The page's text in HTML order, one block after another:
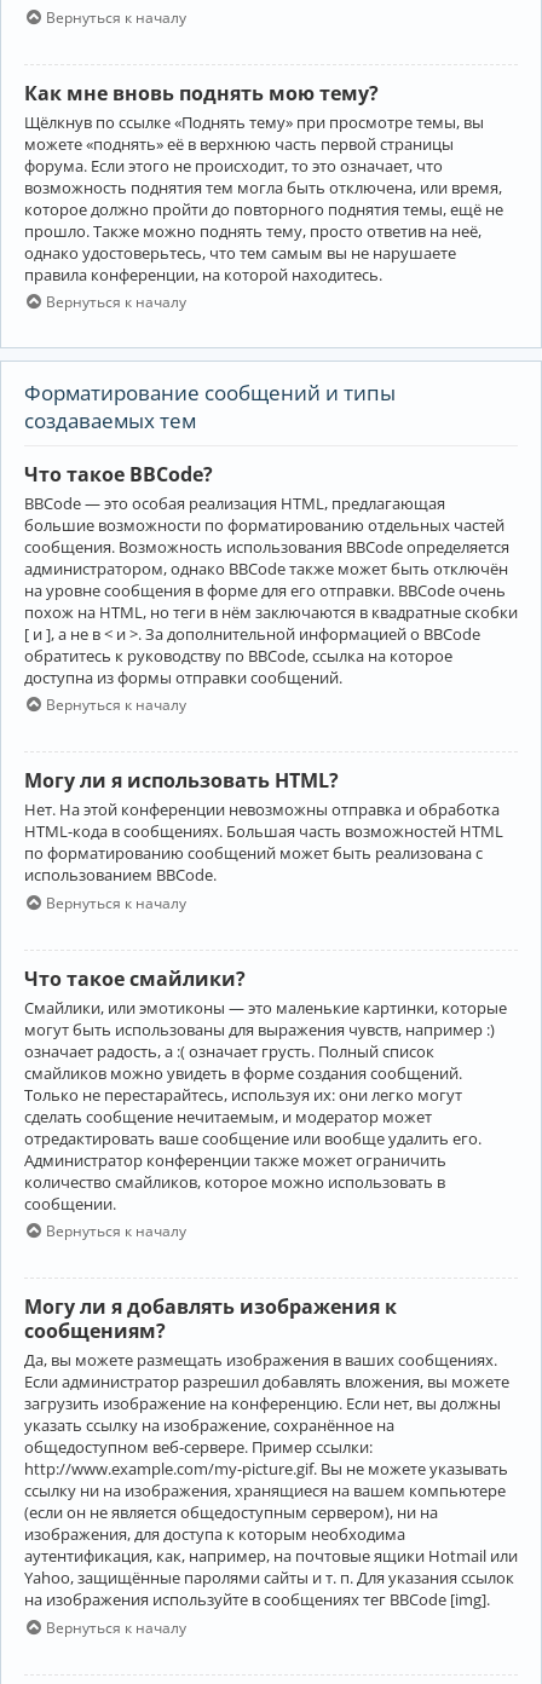
Вернуться к началу
Как мне вновь поднять мою тему?
Щёлкнув по ссылке «Поднять тему» при просмотре темы, вы
можете «поднять» её в верхнюю часть первой страницы
форума. Если этого не происходит, то это означает, что
возможность поднятия тем могла быть отключена, или время,
которое должно пройти до повторного поднятия темы, ещё не
прошло. Также можно поднять тему, просто ответив на неё,
однако удостоверьтесь, что тем самым вы не нарушаете
правила конференции, на которой находитесь.
Вернуться к началу
Форматирование сообщений и типы
создаваемых тем
Что такое BBCode?
BBCode — это особая реализация HTML, предлагающая
большие возможности по форматированию отдельных частей
сообщения. Возможность использования BBCode определяется
администратором, однако BBCode также может быть отключён
на уровне сообщения в форме для его отправки. BBCode очень
похож на HTML, но теги в нём заключаются в квадратные скобки
[ и ], а не в < и >. За дополнительной информацией о BBCode
обратитесь к руководству по BBCode, ссылка на которое
доступна из формы отправки сообщений.
Вернуться к началу
Могу ли я использовать HTML?
Нет. На этой конференции невозможны отправка и обработка
HTML-кода в сообщениях. Большая часть возможностей HTML
по форматированию сообщений может быть реализована с
использованием BBCode.
Вернуться к началу
Что такое смайлики?
Смайлики, или эмотиконы — это маленькие картинки, которые
могут быть использованы для выражения чувств, например :)
означает радость, а :( означает грусть. Полный список
смайликов можно увидеть в форме создания сообщений.
Только не перестарайтесь, используя их: они легко могут
сделать сообщение нечитаемым, и модератор может
отредактировать ваше сообщение или вообще удалить его.
Администратор конференции также может ограничить
количество смайликов, которое можно использовать в
сообщении.
Вернуться к началу
Могу ли я добавлять изображения к
сообщениям?
Да, вы можете размещать изображения в ваших сообщениях.
Если администратор разрешил добавлять вложения, вы можете
загрузить изображение на конференцию. Если нет, вы должны
указать ссылку на изображение, сохранённое на
общедоступном веб-сервере. Пример ссылки:
http://www.example.com/my-picture.gif. Вы не можете указывать
ссылку ни на изображения, хранящиеся на вашем компьютере
(если он не является общедоступным сервером), ни на
изображения, для доступа к которым необходима
аутентификация, как, например, на почтовые ящики Hotmail или
Yahoo, защищённые паролями сайты и т. п. Для указания ссылок
на изображения используйте в сообщениях тег BBCode [img].
Вернуться к началу